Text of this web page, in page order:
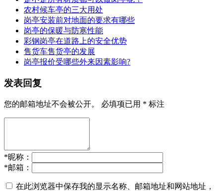
农村候车亭的三大用处
岗亭安装前对地面的要求有哪些
岗亭的保暖与防寒性能
彩钢岗亭在道路上的安全优势
售货车售货亭的发展
岗亭报价受哪些外来因素影响?
发表回复
您的邮箱地址不会被公开。 必填项已用 * 标注
*昵称：
*邮箱：
在此浏览器中保存我的显示名称、邮箱地址和网站地址，